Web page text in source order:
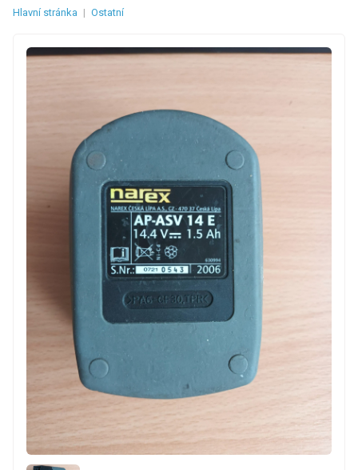
Hlavní stránka | Ostatní